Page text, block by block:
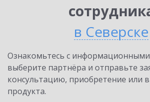
в Северске
Ознакомьтесь с
выберите партнёра и отправьте
консультацию, приобретение или
продукта.